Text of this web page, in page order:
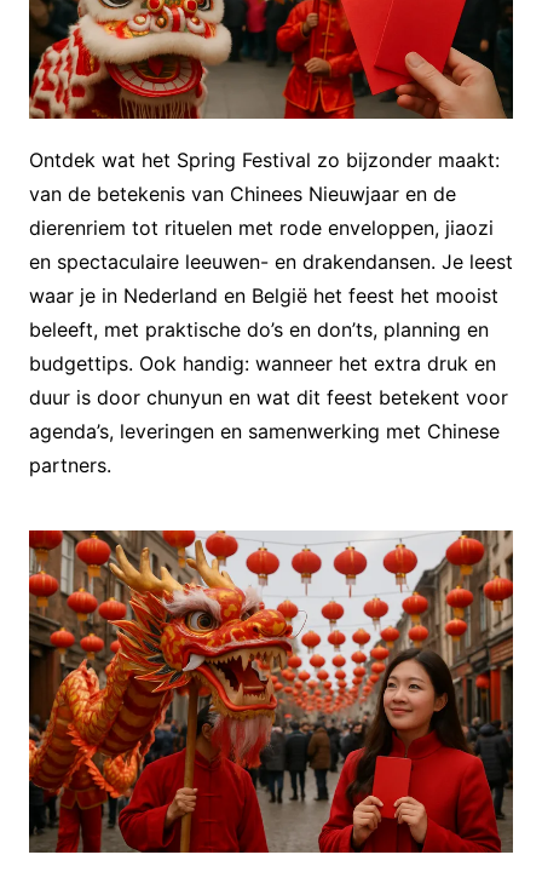
Ontdek wat het Spring Festival zo bijzonder maakt:
van de betekenis van Chinees Nieuwjaar en de
dierenriem tot rituelen met rode enveloppen, jiaozi
en spectaculaire leeuwen- en drakendansen. Je leest
waar je in Nederland en België het feest het mooist
beleeft, met praktische do’s en don’ts, planning en
budgettips. Ook handig: wanneer het extra druk en
duur is door chunyun en wat dit feest betekent voor
agenda’s, leveringen en samenwerking met Chinese
partners.